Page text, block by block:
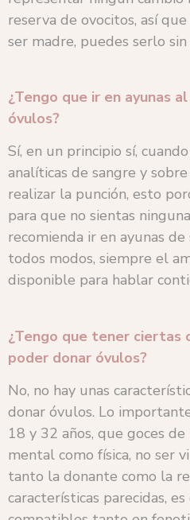
reserva de ovocitos, así
ser madre, puedes serlo
¿Tengo que ir en ayunas
óvulos?
Sí, en un principio sí,
analíticas de sangre y
realizar la punción, esto
para que no sientas
recomienda ir en ayunas
todos modos, siempre el
disponible para hablar
¿Tengo que tener ciertas
poder donar óvulos?
No, no hay unas
donar óvulos. Lo
18 y 32 años, que goces
mental como física, no ser
tanto la donante como la
características parecidas,